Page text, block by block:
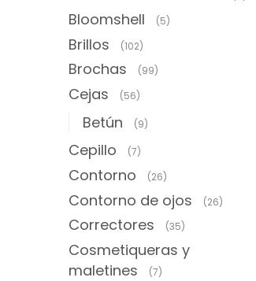
Bloomshell (5)
Brillos (102)
Brochas (99)
Cejas (56)
Betún (9)
Cepillo (7)
Contorno (26)
Contorno de ojos (26)
Correctores (35)
Cosmetiqueras y
maletines
(7)